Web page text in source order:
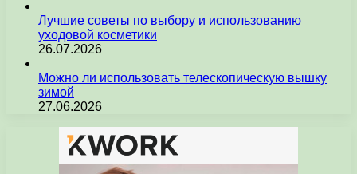
Лучшие советы по выбору и использованию
уходовой косметики
26.07.2026
Можно ли использовать телескопическую вышку
зимой
27.06.2026